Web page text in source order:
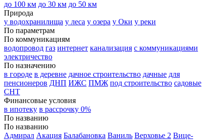
до 100 км до 30 км до 50 км
Природа
у водохранилища у леса у озера у Оки у реки
По параметрам
По коммуникациям
водопровод газ интернет канализация с коммуникациями
электричество
По назначению
в городе в деревне дачное строительство дачные для
пенсионеров ДНП ИЖС ПМЖ под строительство садовые
СНТ
Финансовые условия
в ипотеку в рассрочку 0%
По названию
По названию
Адмирал Акация Балабановка Ваниль Верховье 2 Вице-